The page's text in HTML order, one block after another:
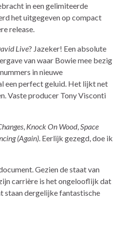
in een gelimiteerde
het uitgegeven op compact
release.
Live? Jazeker! Een absolute
van waar Bowie mee bezig
in nieuwe
een perfect geluid. Het lijkt net
Vaste producer Tony Visconti
Knock On Wood, Space
(Again) . Eerlijk gezegd, doe ik
Gezien de staat van
carrière is het ongelooflijk dat
staan dergelijke fantastische